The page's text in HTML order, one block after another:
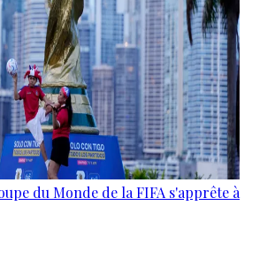
du Monde de la FIFA s'apprête à